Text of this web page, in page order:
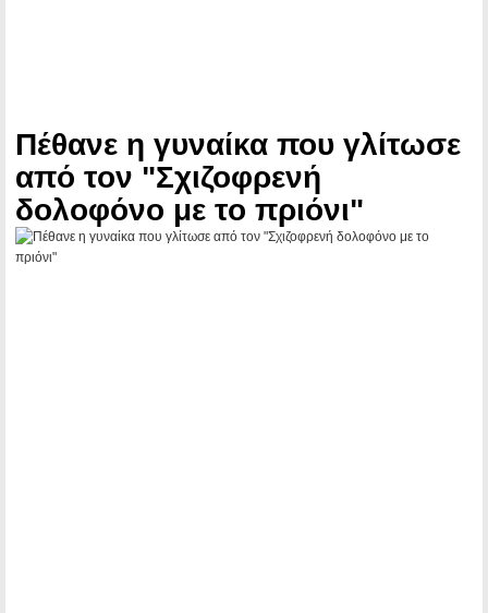
Πέθανε η γυναίκα που γλίτωσε
από τον "Σχιζοφρενή
δολοφόνο με το πριόνι"